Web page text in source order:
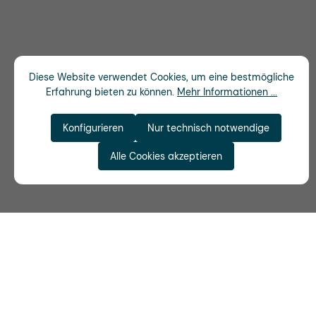
Diese Website verwendet Cookies, um eine bestmögliche
Erfahrung bieten zu können. Mehr Informationen ...
Nur technisch notwendige
Konfigurieren
Alle Cookies akzeptieren